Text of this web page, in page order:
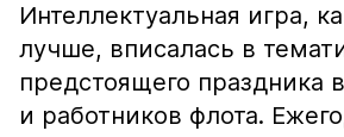
Интеллектуальная игра,
лучше, вписалась в
предстоящего праздника
и работников флота.